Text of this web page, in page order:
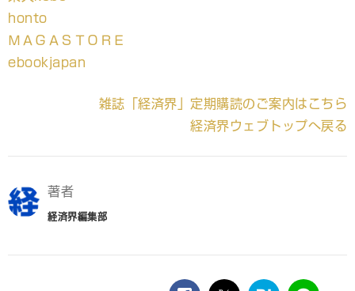
honto
ＭＡＧＡＳＴＯＲＥ
ebookjapan
雑誌「経済界」定期購読のご案内はこちら
経済界ウェブトップへ戻る
著者
経済界編集部